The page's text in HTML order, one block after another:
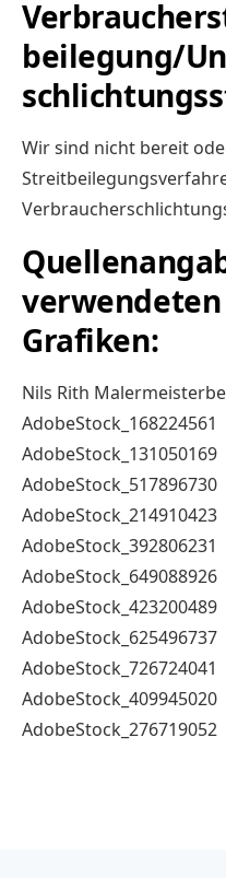
beilegung/
Wir sind nicht bereit
Grafiken:
Nils Rith
AdobeStock_168224561
AdobeStock_131050169
AdobeStock_517896730
AdobeStock_214910423
AdobeStock_392806231
AdobeStock_649088926
AdobeStock_423200489
AdobeStock_625496737
AdobeStock_726724041
AdobeStock_409945020
AdobeStock_276719052